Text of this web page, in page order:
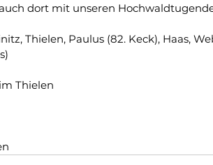
dort mit unseren
Thielen, Paulus (82. Keck), Haas,
Thielen